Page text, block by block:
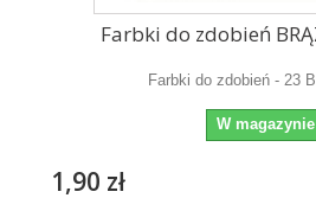
Farbki do zdobień
Farbki do zdobień - 23
W magazynie
1,90 zł